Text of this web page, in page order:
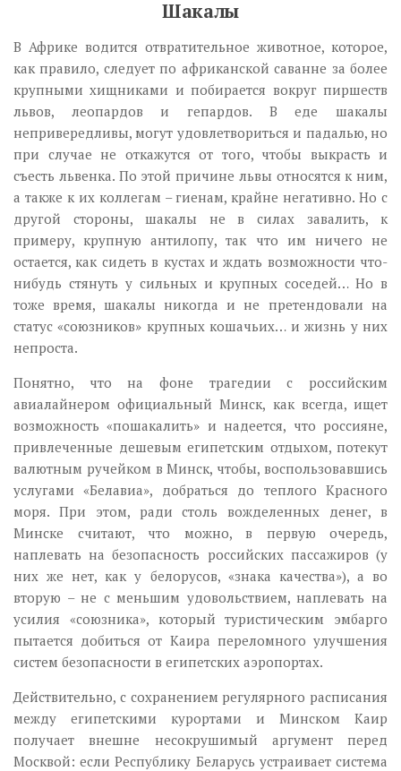
Шакалы
В Африке водится отвратительное животное, которое,
как правило, следует по африканской саванне за более
крупными хищниками и побирается вокруг пиршеств
львов, леопардов и гепардов. В еде шакалы
непривередливы, могут удовлетвориться и падалью, но
при случае не откажутся от того, чтобы выкрасть и
съесть львенка. По этой причине львы относятся к ним,
а также к их коллегам – гиенам, крайне негативно. Но с
другой стороны, шакалы не в силах завалить, к
примеру, крупную антилопу, так что им ничего не
остается, как сидеть в кустах и ждать возможности что-
нибудь стянуть у сильных и крупных соседей… Но в
тоже время, шакалы никогда и не претендовали на
статус «союзников» крупных кошачьих… и жизнь у них
непроста.
Понятно, что на фоне трагедии с российским
авиалайнером официальный Минск, как всегда, ищет
возможность «пошакалить» и надеется, что россияне,
привлеченные дешевым египетским отдыхом, потекут
валютным ручейком в Минск, чтобы, воспользовавшись
услугами «Белавиа», добраться до теплого Красного
моря. При этом, ради столь вожделенных денег, в
Минске считают, что можно, в первую очередь,
наплевать на безопасность российских пассажиров (у
них же нет, как у белорусов, «знака качества»), а во
вторую – не с меньшим удовольствием, наплевать на
усилия «союзника», который туристическим эмбарго
пытается добиться от Каира переломного улучшения
систем безопасности в египетских аэропортах.
Действительно, с сохранением регулярного расписания
между египетскими курортами и Минском Каир
получает внешне несокрушимый аргумент перед
Москвой: если Республику Беларусь устраивает система